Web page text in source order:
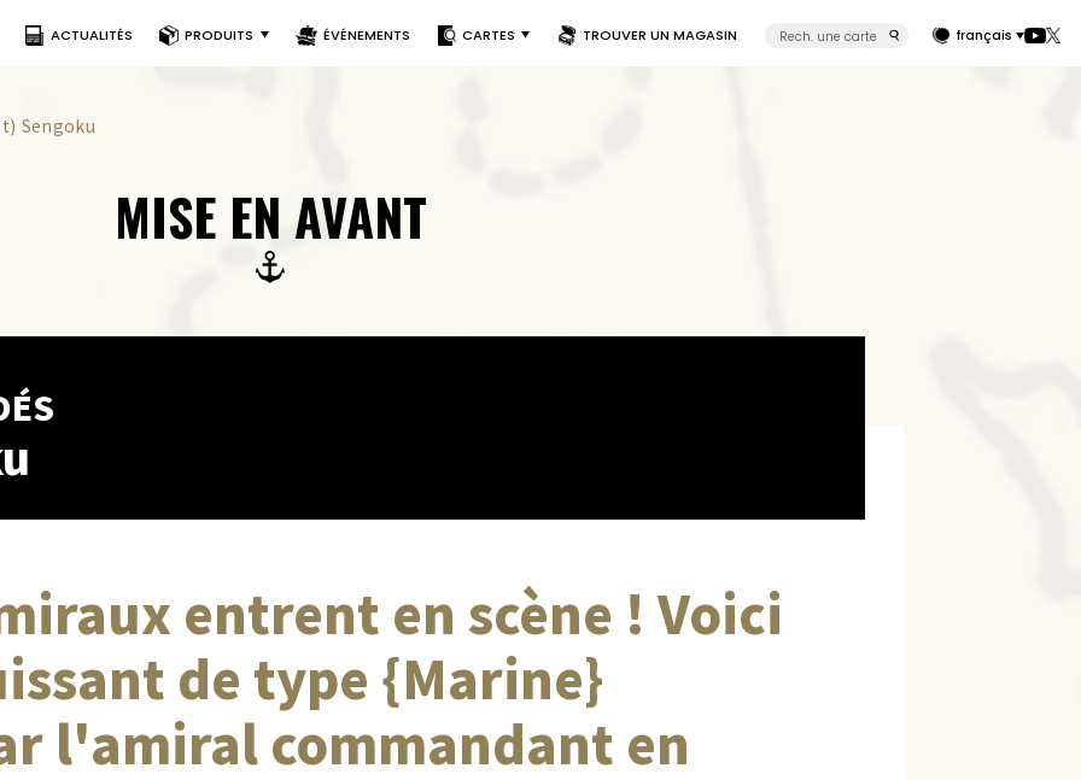
ACTUALITÉS PRODUITS ÉVÉNEMENTS CARTES TROUVER UN MAGASIN français
Sengoku
MISE EN AVANT
entrent en scène ! Voici
de type {Marine}
l'amiral commandant en